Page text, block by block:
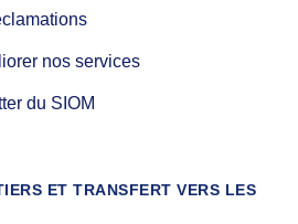
nos services
du SIOM
ET TRANSFERT VERS LES